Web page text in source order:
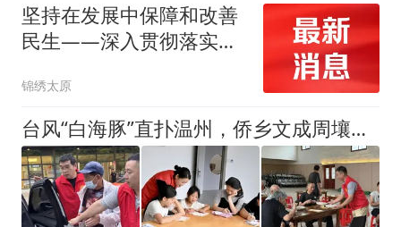
坚持在发展中保障和改善
民生——深入贯彻落实省
锦绣太原
台风“白海豚”直扑温州，侨乡文成周壤这样守护“一老一小”